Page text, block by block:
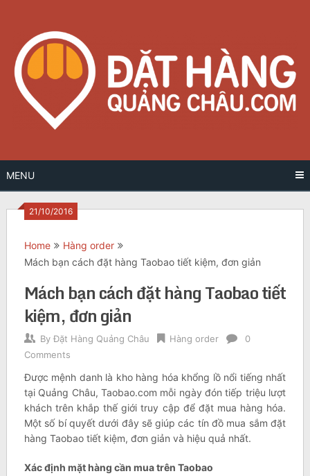
content
MENU
21/10/2016
Home
Hàng order
Mách bạn cách đặt hàng Taobao tiết kiệm, đơn giản
Mách bạn cách đặt hàng Taobao tiết
kiệm, đơn giản
By Đặt Hàng Quảng Châu Hàng order
0
Comments
Được mệnh danh là kho hàng hóa khổng lồ nổi tiếng nhất
tại Quảng Châu, Taobao.com mỗi ngày đón tiếp triệu lượt
khách trên khắp thế giới truy cập để đặt mua hàng hóa.
Một số bí quyết dưới đây sẽ giúp các tín đồ mua sắm đặt
hàng Taobao tiết kiệm, đơn giản và hiệu quả nhất.
Xác định mặt hàng cần mua trên Taobao